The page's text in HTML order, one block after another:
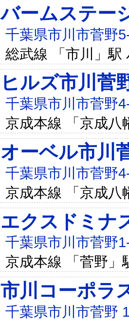
バームステー
千葉県市川市菅野
総武線 「市川」駅
ヒルズ市川菅
千葉県市川市菅野
京成本線 「京成八
オーベル市川
千葉県市川市菅野
京成本線 「京成八
エクスドミナ
千葉県市川市菅野
京成本線 「菅野」
市川コーポラ
千葉県市川市菅野